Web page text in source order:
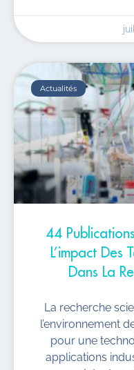
Actualités
44
L’impact Des
Dans La
La recherche
l’environnement
pour une
applications